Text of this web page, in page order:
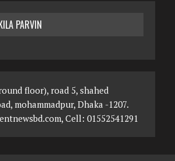
PARVIN
floor), road 5, shahed
mohammadpur, Dhaka -1207.
Cell: 01552541291